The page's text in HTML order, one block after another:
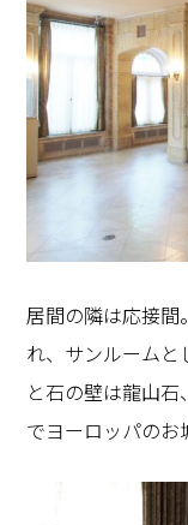
居間の隣は応接
れ、サンルームと
と石の壁は龍山
でヨーロッパのお